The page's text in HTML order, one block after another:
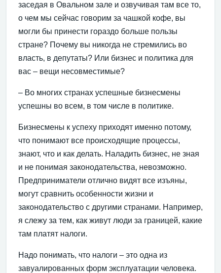
заседая в Овальном зале и озвучивая там все то,
о чем мы сейчас говорим за чашкой кофе, вы
могли бы принести гораздо больше пользы
стране? Почему вы никогда не стремились во
власть, в депутаты? Или бизнес и политика для
вас – вещи несовместимые?
– Во многих странах успешные бизнесмены
успешны во всем, в том числе в политике.
Бизнесмены к успеху приходят именно потому,
что понимают все происходящие процессы,
знают, что и как делать. Наладить бизнес, не зная
и не понимая законодательства, невозможно.
Предприниматели отлично видят все изъяны,
могут сравнить особенности жизни и
законодательство с другими странами. Например,
я слежу за тем, как живут люди за границей, какие
там платят налоги.
Надо понимать, что налоги – это одна из
завуалированных форм эксплуатации человека.